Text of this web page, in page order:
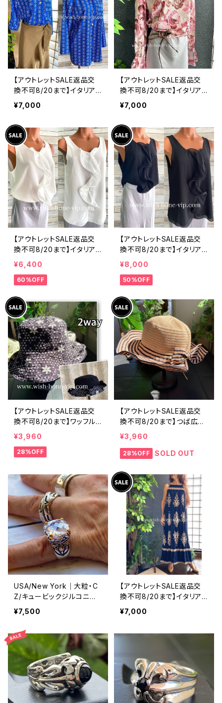
【アウトレットSALE返品交
換不可8/20まで】イタリア
製シャツ・ブラウス・トップス
｜Made in ITALY｜ロール
ャツ/ブルー
¥7,000
【アウトレットSALE返品交
換不可8/20まで】イタリア
製トップス｜ Made in ITA
LY｜フリル長袖 ロマンテ
プス/ピンク-SALE
¥7,000
【アウトレットSALE返品交
換不可8/20まで】イタリア
製 CASADEILUCA ITALY
｜前フリル＆BIGフリルトッ
プス /ホワイト
¥6,400
60%OFF
【アウトレットSALE返品交
換不可8/20まで】イタリア
製 CASADEILUCA ITALY
｜前フリル＆BIGフリルトッ
プス /ブラック
¥8,000
50%OFF
【アウトレットSALE返品交
換不可8/20まで】ワッフル
立体フラワー＆無地 2way
リバーシブルハット・ワイヤ
ー入り変形ハット・フラワー
¥3,960
28%OFF
【アウトレットSALE返品交
換不可8/20まで】つば広サ
マーハット・通気性・軽量 ワ
イヤー入りハット ボーダー
＆BIGリボン・女優帽 UV/紫
帽子【ベージュ】
¥3,960
28%OFF SOLD OUT
USA/New York｜大粒・C
Z/キュービックジルコニア
アンティークデザイン｜ゴッ
ドリング｜クリア＆シルバー
＆ゴールド
¥7,500
【アウトレットSALE返品交
換不可8/20まで】イタリア
製マキシワンピース イン
ポート ロングワンピース ロ
ー
¥7,000